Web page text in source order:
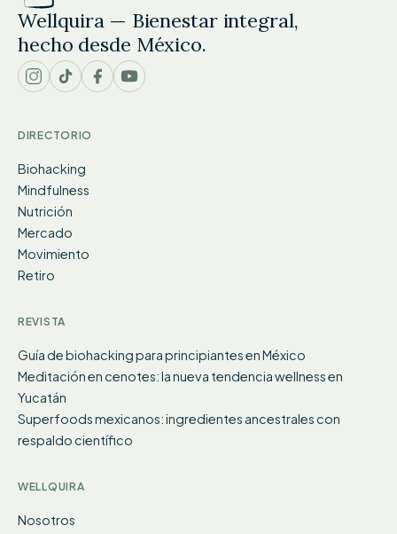
Wellquira — Bienestar integral,
hecho desde México.
DIRECTORIO
Biohacking
Mindfulness
Nutrición
Mercado
Movimiento
Retiro
REVISTA
Guía de biohacking para principiantes en México
Meditación en cenotes: la nueva tendencia wellness en
Yucatán
Superfoods mexicanos: ingredientes ancestrales con
respaldo científico
WELLQUIRA
Nosotros